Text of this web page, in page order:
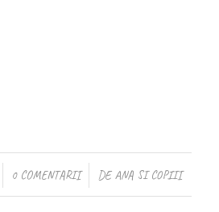
0 COMENTARII
/ DE ANA SI COPIII